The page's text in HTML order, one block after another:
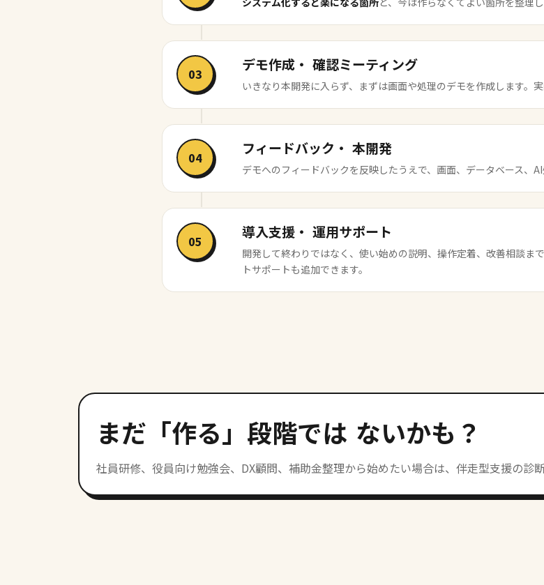
03
デモ作成・ 確認ミーティング
いきなり本開発に入らず、まずは画面や処理のデモを作成します。
04
フィードバック・ 本開発
デモへのフィードバックを反映したうえで、画面、データベース、
05
導入支援・ 運用サポート
開発して終わりではなく、使い始めの説明、操作定着、改善相談ま
トサポートも追加できます。
まだ「作る」段階では ないかも？
社員研修、役員向け勉強会、DX顧問、補助金整理から始めたい場合は、伴走型支援の診断